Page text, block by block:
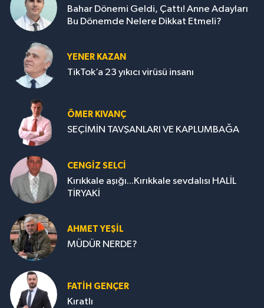
Bahar Dönemi Geldi, Çattı! Anne Adayları
Bu Dönemde Nelere Dikkat Etmeli?
YENER KAZAN
TikTok’a 23 yıkıcı virüsü insanı
ÖMER KIVANÇ
SEÇİMİN TAVŞANLARI VE KAPLUMBAĞA
CENGİZ SELCİ
Kırıkkale aşığı...Kırıkkale sevdalısı HALİL
TİRYAKİ
AHMET YEŞİL
MÜDÜR NERDE?
FATIH GENÇER
Kıratlı